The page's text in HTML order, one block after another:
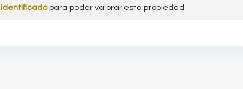
identificadopara poder valorar esta propiedad